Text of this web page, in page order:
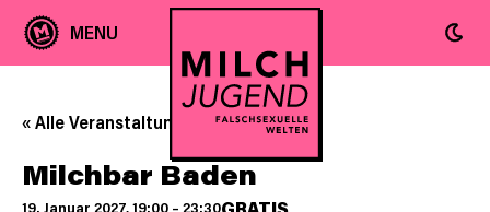
« Alle Veranstaltungen
Milchbar Baden
19. Januar 2027, 19:00 – 23:30